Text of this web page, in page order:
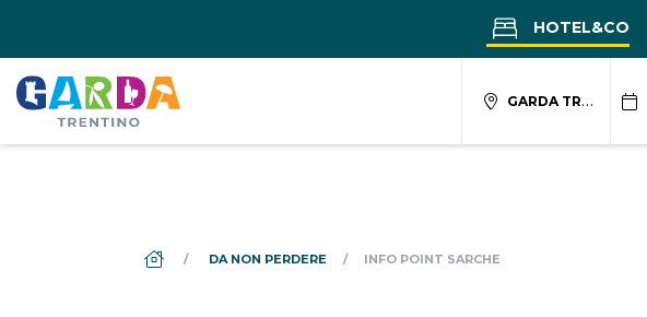
HOTEL&CO
GARDA TRENTINO
DS_BREADCRUMB.HOME
DA NON PERDERE INFO POINT SARCHE